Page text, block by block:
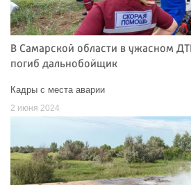
В Самарской области в ужасном
погиб дальнобойщик
Кадры с места аварии
2 июня 2024